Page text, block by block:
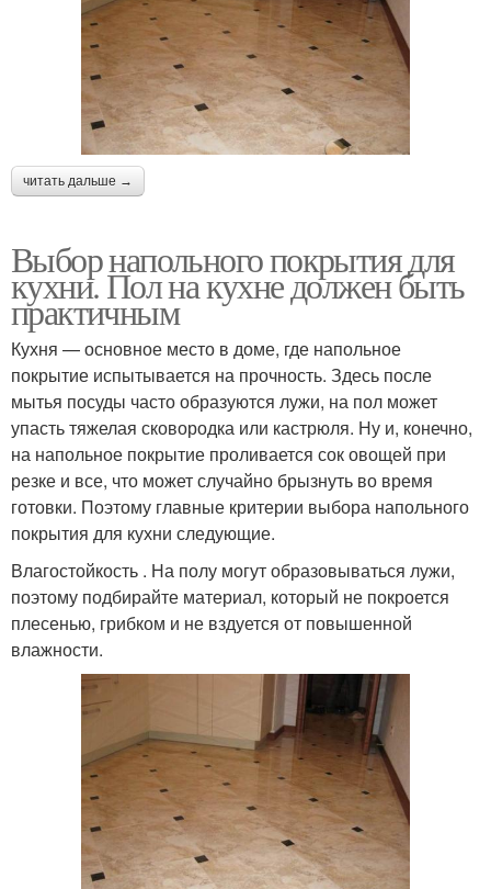
читать дальше →
Выбор напольного покрытия для
кухни. Пол на кухне должен быть
практичным
Кухня — основное место в доме, где напольное
покрытие испытывается на прочность. Здесь после
мытья посуды часто образуются лужи, на пол может
упасть тяжелая сковородка или кастрюля. Ну и, конечно,
на напольное покрытие проливается сок овощей при
резке и все, что может случайно брызнуть во время
готовки. Поэтому главные критерии выбора напольного
покрытия для кухни следующие.
Влагостойкость . На полу могут образовываться лужи,
поэтому подбирайте материал, который не покроется
плесенью, грибком и не вздуется от повышенной
влажности.